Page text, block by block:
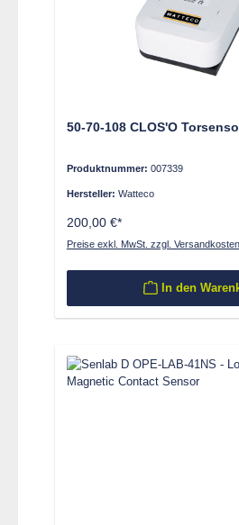
50-70-108 CLOS'O
Produktnummer: 007339
Hersteller: Watteco
200,00 €*
Preise exkl. MwSt. zzgl. Versandkosten
In den